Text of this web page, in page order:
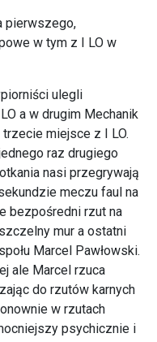
pierwszego,
w tym z I LO w
ulegli
a w drugim Mechanik
miejsce z I LO.
raz drugiego
nasi przegrywają
meczu faul na
bezpośredni rzut na
mur a ostatni
Marcel Pawłowski.
ale Marcel rzuca
do rzutów karnych
w rzutach
psychicznie i